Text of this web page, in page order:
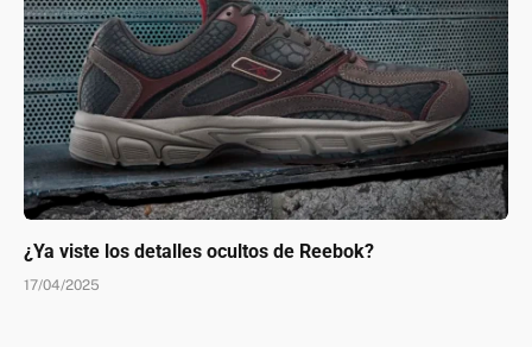
¿Ya viste los detalles ocultos de Reebok?
17/04/2025